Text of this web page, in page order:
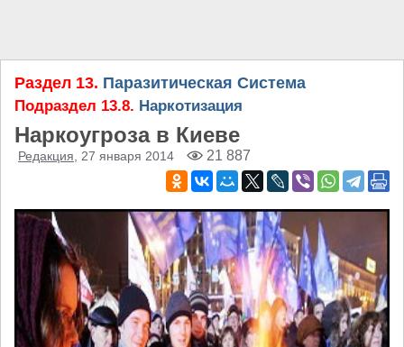
Раздел 13. Паразитическая Система
Подраздел 13.8. Наркотизация
Наркоугроза в Киеве
Редакция , 27 января 2014 21 887